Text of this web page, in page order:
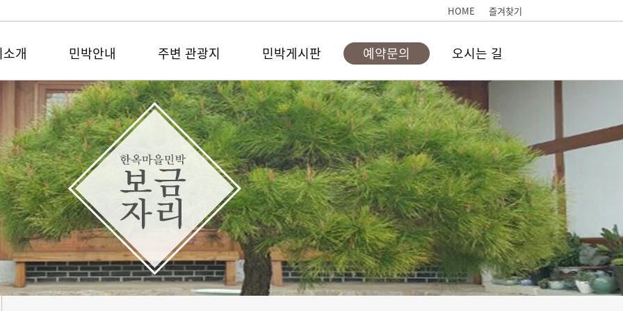
HOME 즐겨찾기
개 민박안내 주변 관광지 민박게시판 예약문의 오시는 길